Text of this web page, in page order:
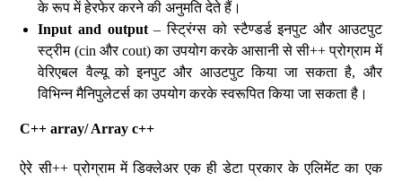
के रूप में हेरफेर करने की अनुमति देते हैं।
Input and output– स्ट्रिंग्स को स्टैण्डर्ड इनपुट और आउटपुट
स्ट्रीम (cin और cout) का उपयोग करके आसानी से सी++ प्रोग्राम में
वेरिएबल वैल्यू को इनपुट और आउटपुट किया जा सकता है, और
विभिन्न मैनिपुलेटर्स का उपयोग करके स्वरूपित किया जा सकता है।
C++ array/ Array c++
ऐरे सी++ प्रोग्राम में डिक्लेअर एक ही डेटा प्रकार के एलिमेंट का एक